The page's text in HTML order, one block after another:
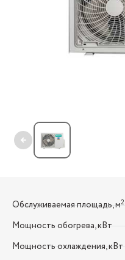
←
Обслуживаемая площадь, м2
Мощность обогрева, кВт
Мощность охлаждения, кВт